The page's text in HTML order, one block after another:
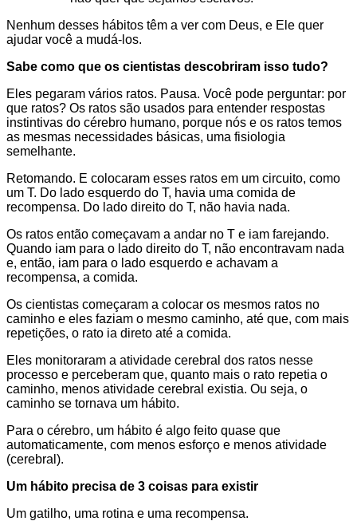
Nenhum desses hábitos têm a ver com Deus, e Ele quer
ajudar você a mudá-los.
Sabe como que os cientistas descobriram isso tudo?
Eles pegaram vários ratos. Pausa. Você pode perguntar: por
que ratos? Os ratos são usados para entender respostas
instintivas do cérebro humano, porque nós e os ratos temos
as mesmas necessidades básicas, uma fisiologia
semelhante.
Retomando. E colocaram esses ratos em um circuito, como
um T. Do lado esquerdo do T, havia uma comida de
recompensa. Do lado direito do T, não havia nada.
Os ratos então começavam a andar no T e iam farejando.
Quando iam para o lado direito do T, não encontravam nada
e, então, iam para o lado esquerdo e achavam a
recompensa, a comida.
Os cientistas começaram a colocar os mesmos ratos no
caminho e eles faziam o mesmo caminho, até que, com mais
repetições, o rato ia direto até a comida.
Eles monitoraram a atividade cerebral dos ratos nesse
processo e perceberam que, quanto mais o rato repetia o
caminho, menos atividade cerebral existia. Ou seja, o
caminho se tornava um hábito.
Para o cérebro, um hábito é algo feito quase que
automaticamente, com menos esforço e menos atividade
(cerebral).
Um hábito precisa de 3 coisas para existir
Um gatilho, uma rotina e uma recompensa.